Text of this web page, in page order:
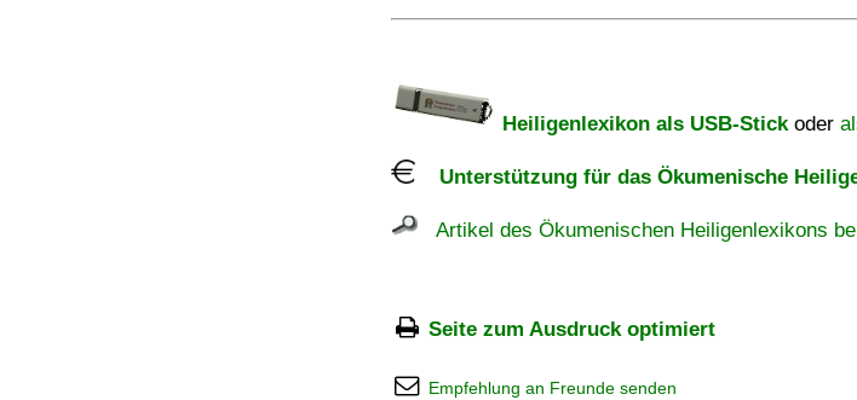
Heiligenlexikon als USB-Stickoder
Unterstützung für das Ökumenische
Artikel des Ökumenischen Heiligenlexikons
Seite zum Ausdruck optimiert
Empfehlung an Freunde senden